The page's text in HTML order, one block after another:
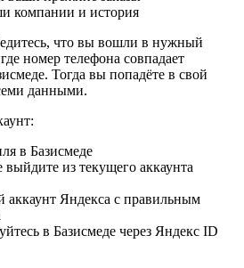
компании и история
что вы вошли в нужный
номер телефона совпадает
Тогда вы попадёте в свой
данными.
в Базисмеде
из текущего аккаунта
Яндекса с правильным
в Базисмеде через Яндекс ID